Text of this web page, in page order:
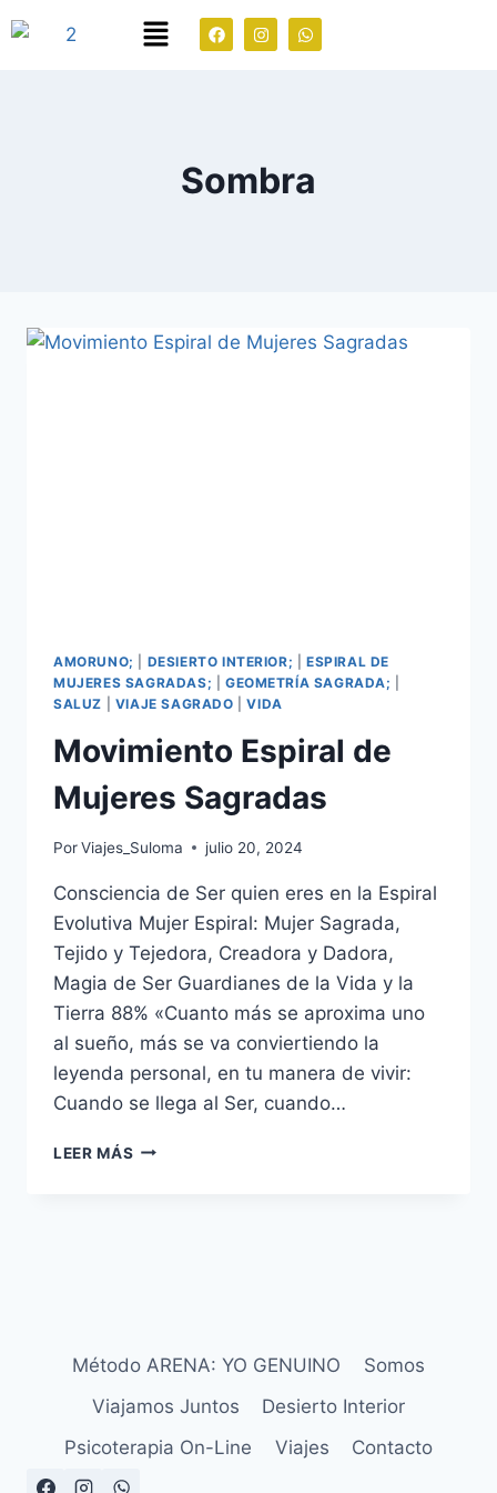
Sombra
AMORUNO; DESIERTO INTERIOR; |ESPIRAL DE
MUJERES SAGRADAS;
GEOMETRÍA SAGRADA;
SALUZ
VIAJE SAGRADO |VIDA
Movimiento Espiral de
Mujeres Sagradas
PorViajes_Suloma julio 20, 2024
Consciencia de Ser quien eres en la Espiral
Evolutiva Mujer Espiral: Mujer Sagrada,
Tejido y Tejedora, Creadora y Dadora,
Magia de Ser Guardianes de la Vida y la
Tierra 88% «Cuanto más se aproxima uno
al sueño, más se va conviertiendo la
leyenda personal, en tu manera de vivir:
Cuando se llega al Ser, cuando…
LEER MÁS
Método ARENA: YO GENUINO
Somos
Viajamos Juntos
Desierto Interior
Psicoterapia On-Line
Viajes Contacto